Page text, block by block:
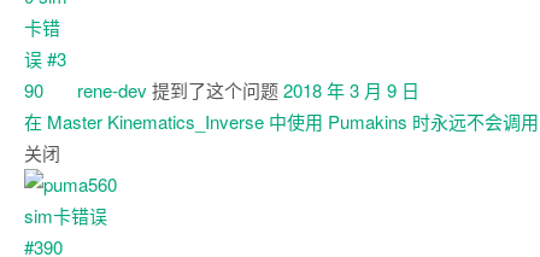
rene-dev提到了这个问题2018 年 3 月 9 日
在 Master Kinematics_Inverse 中使用 Pumakins 时永远不会调
关闭